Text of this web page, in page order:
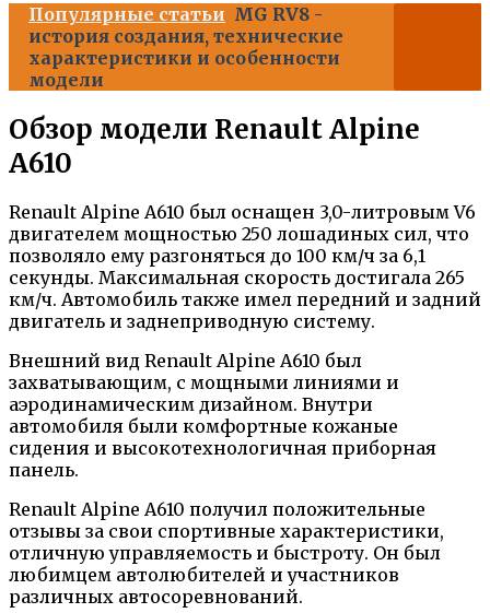
Популярные статьи MG RV8 -
история создания, технические
характеристики и особенности
модели
Обзор модели Renault Alpine
A610
Renault Alpine A610 был оснащен 3,0-литровым V6
двигателем мощностью 250 лошадиных сил, что
позволяло ему разгоняться до 100 км/ч за 6,1
секунды. Максимальная скорость достигала 265
км/ч. Автомобиль также имел передний и задний
двигатель и заднеприводную систему.
Внешний вид Renault Alpine A610 был
захватывающим, с мощными линиями и
аэродинамическим дизайном. Внутри
автомобиля были комфортные кожаные
сидения и высокотехнологичная приборная
панель.
Renault Alpine A610 получил положительные
отзывы за свои спортивные характеристики,
отличную управляемость и быстроту. Он был
любимцем автолюбителей и участников
различных автосоревнований.